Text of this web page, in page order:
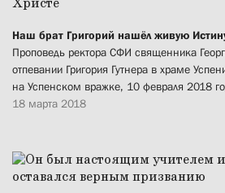
Наш брат Григорий нашёл живую
Проповедь ректора СФИ священника
отпевании Григория Гутнера в храме
на Успенском вражке, 10 февраля 2018
18 марта 2018